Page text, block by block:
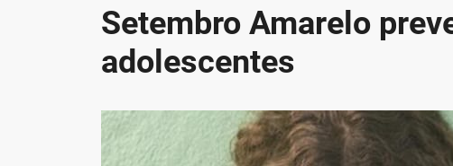
Setembro Amarelo
adolescentes